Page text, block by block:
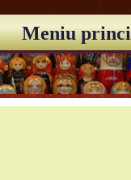
Meniu